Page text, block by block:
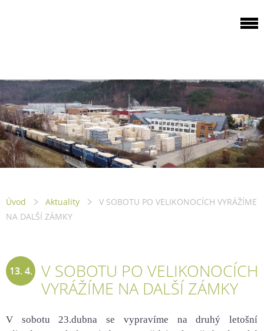
Úvod Aktuality
V SOBOTU PO VELIKONOCÍCH VYRÁŽÍME
NA DALŠÍ ZÁMKY
13. 4.
V SOBOTU PO VELIKONOCÍCH
VYRÁŽÍME NA DALŠÍ ZÁMKY
V sobotu 23.dubna se vypravíme na druhý letošní